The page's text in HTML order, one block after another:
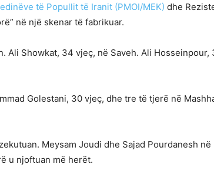
të Popullit të Iranit (PMOI/MEK) dhe
në një skenar të fabrikuar.
Showkat, 34 vjeç, në Saveh. Ali Hosseinpour,
Golestani, 30 vjeç, dhe tre të tjerë në
Meysam Joudi dhe Sajad Pourdanesh në
u njoftuan më herët.